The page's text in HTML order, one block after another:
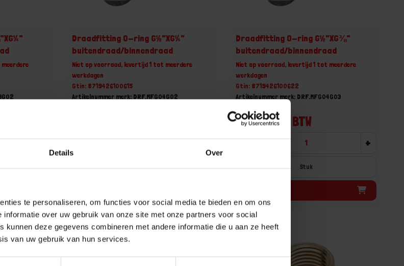
Details Over
te personaliseren, om functies voor social media te bieden en om ons
over uw gebruik van onze site met onze partners voor social
kunnen deze gegevens combineren met andere informatie die u aan ze heeft
van uw gebruik van hun services.
+
Draadfitting O-ring G½"XG¼"
buitendraad/binnendraad
Niet op voorraad, levertijd 1 tot meerdere
werkdagen
Gtin: 8719426100615
Artikelnummer merk: DRF.MFG04G02
- +
Stuk
Draadfitting O-ring G½"XG⅜"
buitendraad/binnendraad
Niet op voorraad, levertijd 1 tot meerdere
werkdagen
Gtin: 8719426100622
Artikelnummer merk: DRF.MFG04G03
€ 3,16 incl. BTW
- +
Stuk